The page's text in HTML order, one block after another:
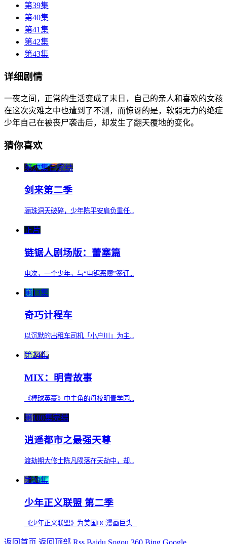
第39集
第40集
第41集
第42集
第43集
详细剧情
一夜之间，正常的生活变成了末日，自己的亲人和喜欢的女孩
在这次灾难之中也遭到了不测，而惊讶的是，软弱无力的绝症
少年自己在被丧尸袭击后，却发生了翻天覆地的变化。
猜你喜欢
第27集已完结
剑来第二季
骊珠洞天破碎，少年陈平安肩负重任...
正片
链锯人剧场版：蕾塞篇
电次，一个少年，与“电锯恶魔”签订...
第13集
奇巧计程车
以沉默的出租车司机「小户川」为主...
第24集
MIX：明青故事
《棒球英豪》中主角的母校明青学园...
第100集完结
逍遥都市之最强天尊
渡劫期大修士陈凡陨落在天劫中，却...
第20集
少年正义联盟 第二季
《少年正义联盟》为美国DC漫画巨头...